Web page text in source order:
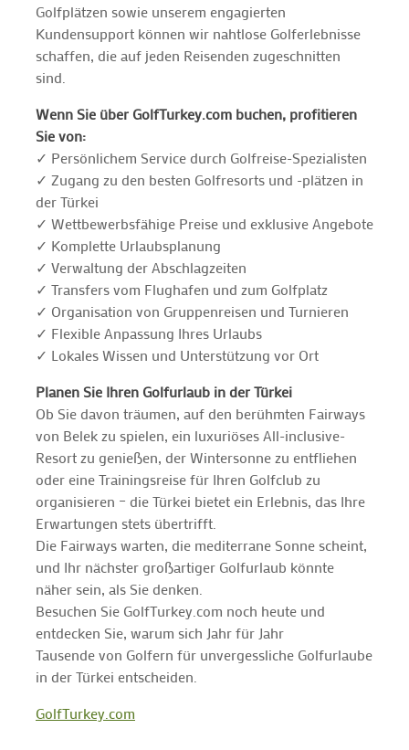
Golfplätzen sowie unserem engagierten
Kundensupport können wir nahtlose Golferlebnisse
schaffen, die auf jeden Reisenden zugeschnitten
sind.
Wenn Sie über GolfTurkey.com buchen, profitieren
Sie von:
✓ Persönlichem Service durch Golfreise-Spezialisten
✓ Zugang zu den besten Golfresorts und -plätzen in
der Türkei
✓ Wettbewerbsfähige Preise und exklusive Angebote
✓ Komplette Urlaubsplanung
✓ Verwaltung der Abschlagzeiten
✓ Transfers vom Flughafen und zum Golfplatz
✓ Organisation von Gruppenreisen und Turnieren
✓ Flexible Anpassung Ihres Urlaubs
✓ Lokales Wissen und Unterstützung vor Ort
Planen Sie Ihren Golfurlaub in der Türkei
Ob Sie davon träumen, auf den berühmten Fairways
von Belek zu spielen, ein luxuriöses All-inclusive-
Resort zu genießen, der Wintersonne zu entfliehen
oder eine Trainingsreise für Ihren Golfclub zu
organisieren – die Türkei bietet ein Erlebnis, das Ihre
Erwartungen stets übertrifft.
Die Fairways warten, die mediterrane Sonne scheint,
und Ihr nächster großartiger Golfurlaub könnte
näher sein, als Sie denken.
Besuchen Sie GolfTurkey.com noch heute und
entdecken Sie, warum sich Jahr für Jahr
Tausende von Golfern für unvergessliche Golfurlaube
in der Türkei entscheiden.
GolfTurkey.com